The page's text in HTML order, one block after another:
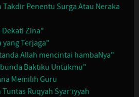
Penentu Surga Atau Neraka
Zina"
Terjaga"
Allah mencintai hambaNya"
Baktiku Untukmu"
Memilih Guru
Ruqyah Syar’iyyah